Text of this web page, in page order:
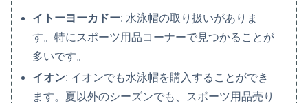
イトーヨーカドー: 水泳帽の取り扱いがありま
す。特にスポーツ用品コーナーで見つかることが
多いです。
イオン: イオンでも水泳帽を購入することができ
ます。夏以外のシーズンでも、スポーツ用品売り